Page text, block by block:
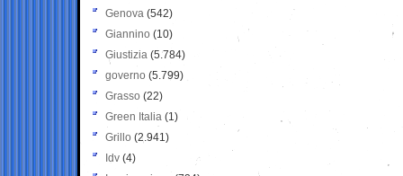
Genova (542)
Giannino (10)
Giustizia (5.784)
governo (5.799)
Grasso (22)
Green Italia (1)
Grillo (2.941)
Idv (4)